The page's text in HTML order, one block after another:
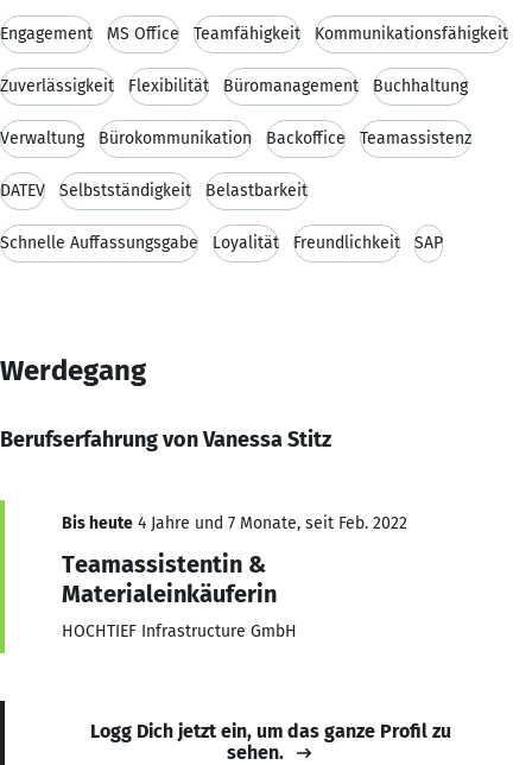
Engagement MS Office Teamfähigkeit Kommunikationsfähigkeit
Zuverlässigkeit Flexibilität Büromanagement Buchhaltung
Verwaltung Bürokommunikation Backoffice Teamassistenz
DATEV Selbstständigkeit Belastbarkeit
Schnelle Auffassungsgabe Loyalität Freundlichkeit SAP
Werdegang
Berufserfahrung von Vanessa Stitz
Bis heute 4 Jahre und 7 Monate, seit Feb. 2022
Teamassistentin &
Materialeinkäuferin
HOCHTIEF Infrastructure GmbH
Logg Dich jetzt ein, um das ganze Profil zu
sehen.